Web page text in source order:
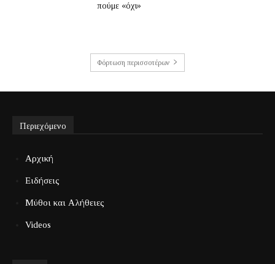
πούμε «όχι»
Φόρτωση περισσοτέρων
Περιεχόμενο
Αρχική
Ειδήσεις
Μύθοι και Αλήθειες
Videos